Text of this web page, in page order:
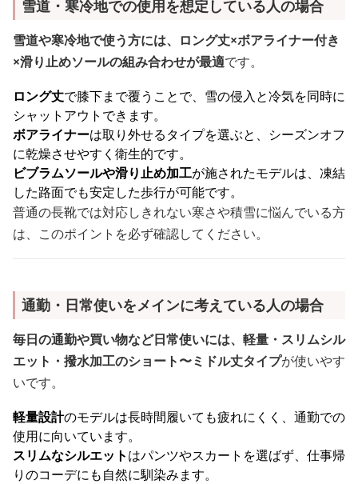
雪道・寒冷地での使用を想定している人の場合
雪道や寒冷地で使う方には、ロング丈×ボアライナー付き
×滑り止めソールの組み合わせが最適です。
ロング丈で膝下まで覆うことで、雪の侵入と冷気を同時に
シャットアウトできます。
ボアライナーは取り外せるタイプを選ぶと、シーズンオフ
に乾燥させやすく衛生的です。
ビブラムソールや滑り止め加工が施されたモデルは、凍結
した路面でも安定した歩行が可能です。
普通の長靴では対応しきれない寒さや積雪に悩んでいる方
は、このポイントを必ず確認してください。
通勤・日常使いをメインに考えている人の場合
毎日の通勤や買い物など日常使いには、軽量・スリムシル
エット・撥水加工のショート〜ミドル丈タイプが使いやす
いです。
軽量設計のモデルは長時間履いても疲れにくく、通勤での
使用に向いています。
スリムなシルエットはパンツやスカートを選ばず、仕事帰
りのコーデにも自然に馴染みます。